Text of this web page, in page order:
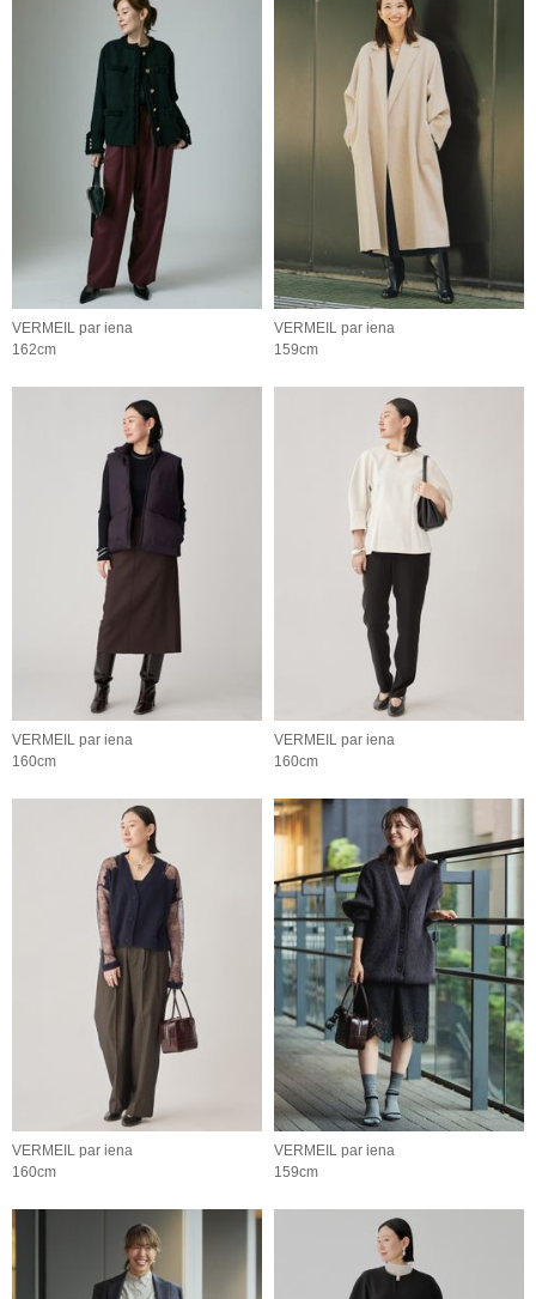
VERMEIL par iena
162cm
VERMEIL par iena
159cm
VERMEIL par iena
160cm
VERMEIL par iena
160cm
VERMEIL par iena
160cm
VERMEIL par iena
159cm